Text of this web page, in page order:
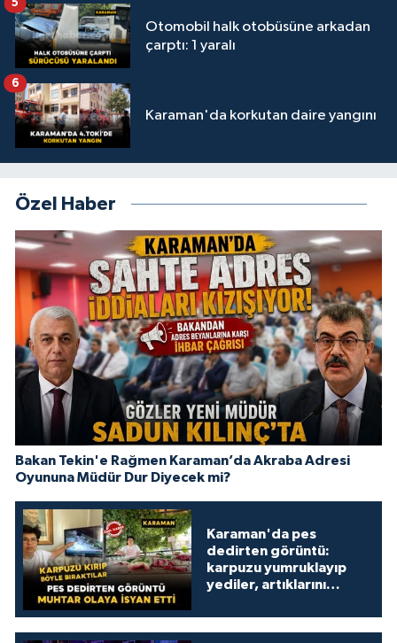
Otomobil halk otobüsüne arkadan
çarptı: 1 yaralı
5
Karaman'da korkutan daire yangını
6
Özel Haber
Bakan Tekin'e Rağmen Karaman’da Akraba Adresi
Oyununa Müdür Dur Diyecek mi?
Karaman'da pes
dedirten görüntü:
karpuzu yumruklayıp
yediler, artıklarını